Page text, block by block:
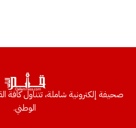
صحيفة إلكترونية شاملة، تتناول كافة
الوطني.